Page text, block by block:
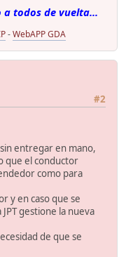
a todos de vuelta...
-WebAPP GDA
#2
entregar en mano,
que el conductor
como para
y en caso que se
gestione la nueva
de que se